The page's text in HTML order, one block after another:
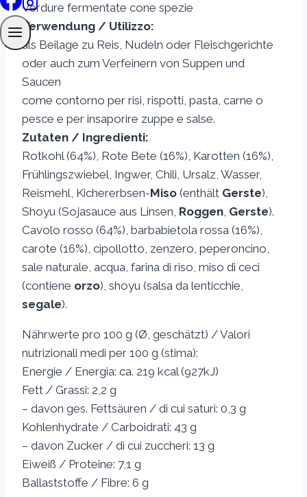
Verdure fermentate cone spezie
Verwendung / Utilizzo:
als Beilage zu Reis, Nudeln oder Fleischgerichte
oder auch zum Verfeinern von Suppen und
Saucen
come contorno per risi, rispotti, pasta, carne o
pesce e per insaporire zuppe e salse.
Zutaten / Ingredienti:
Rotkohl (64%), Rote Bete (16%), Karotten (16%),
Frühlingszwiebel, Ingwer, Chili, Ursalz, Wasser,
Reismehl, Kichererbsen-Miso (enthält Gerste),
Shoyu (Sojasauce aus Linsen, Roggen, Gerste).
Cavolo rosso (64%), barbabietola rossa (16%),
carote (16%), cipollotto, zenzero, peperoncino,
sale naturale, acqua, farina di riso, miso di ceci
(contiene orzo), shoyu (salsa da lenticchie,
segale).
Nährwerte pro 100 g (Ø, geschätzt) / Valori
nutrizionali medi per 100 g (stima):
Energie / Energia: ca. 219 kcal (927kJ)
Fett / Grassi: 2,2 g
– davon ges. Fettsäuren / di cui saturi: 0,3 g
Kohlenhydrate / Carboidrati: 43 g
– davon Zucker / di cui zuccheri: 13 g
Eiweiß / Proteine: 7,1 g
Ballaststoffe / Fibre: 6 g